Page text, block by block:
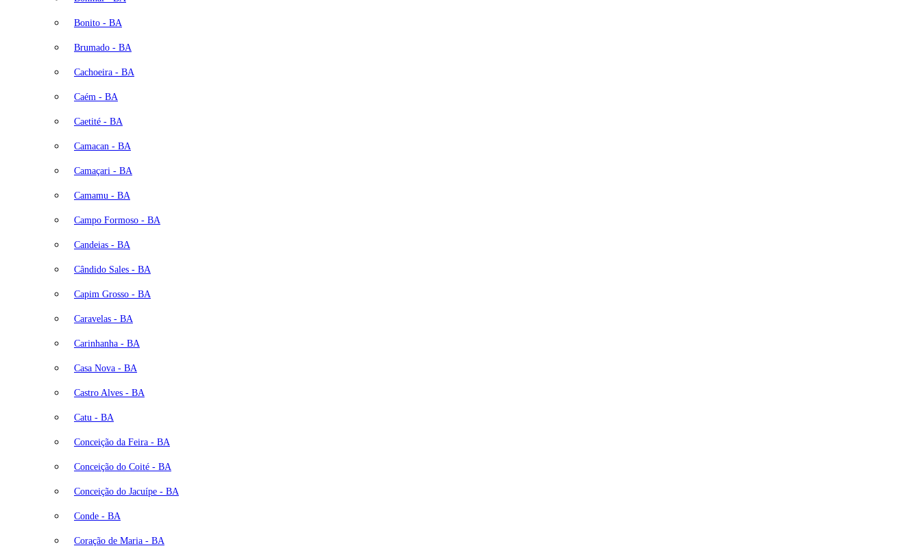
Bonito - BA
Brumado - BA
Cachoeira - BA
Caém - BA
Caetité - BA
Camacan - BA
Camaçari - BA
Camamu - BA
Campo Formoso - BA
Candeias - BA
Cândido Sales - BA
Capim Grosso - BA
Caravelas - BA
Carinhanha - BA
Casa Nova - BA
Castro Alves - BA
Catu - BA
Conceição da Feira - BA
Conceição do Coité - BA
Conceição do Jacuípe - BA
Conde - BA
Coração de Maria - BA